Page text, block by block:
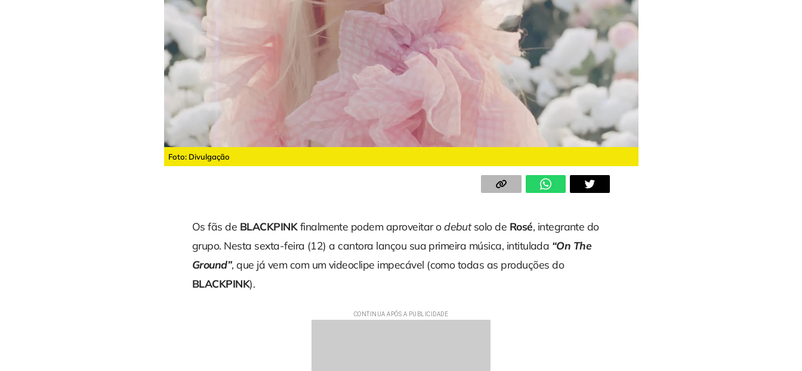
Foto: Divulgação
Os fãs de BLACKPINKfinalmente podem aproveitar odebutsolo de Rosé, integrante do
grupo. Nesta sexta-feira (12) a cantora lançou sua primeira música, intitulada “On The
Ground”, que já vem com um videoclipe impecável (como todas as produções do
BLACKPINK).